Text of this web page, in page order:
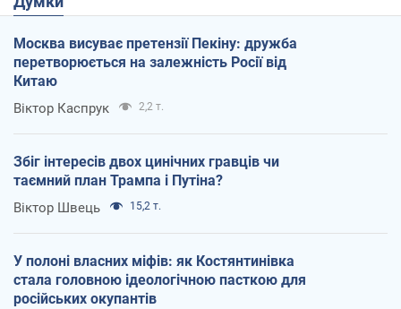
Москва висуває претензії Пекіну: дружба
перетворюється на залежність Росії від
Китаю
Віктор Каспрук 2,2 т.
Збіг інтересів двох цинічних гравців чи
таємний план Трампа і Путіна?
Віктор Швець 15,2 т.
У полоні власних міфів: як Костянтинівка
стала головною ідеологічною пасткою для
російських окупантів